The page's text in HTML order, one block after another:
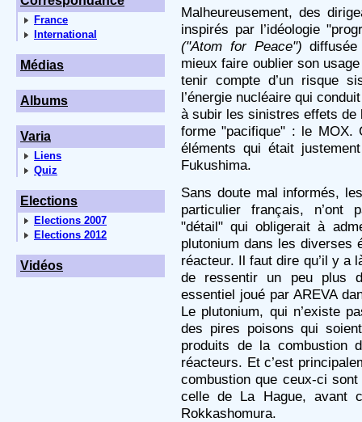
France
International
Médias
Albums
Varia
Liens
Quiz
Elections
Elections 2007
Elections 2012
Vidéos
Malheureusement, des
inspirés par l’idéologie
("Atom for Peace")
mieux faire oublier son
tenir compte d’un risque
l’énergie nucléaire qui
à subir les sinistres effets de
forme "pacifique" : le MOX.
éléments qui était
Fukushima.
Sans doute mal informés,
particulier français, n’ont
"détail" qui obligerait à
plutonium dans les diverses
réacteur. Il faut dire qu’il y a
de ressentir un peu plus
essentiel joué par AREVA
Le plutonium, qui n’existe
des pires poisons qui
produits de la combustion
réacteurs. Et c’est
combustion que ceux-ci
celle de La Hague, avant
Rokkashomura.